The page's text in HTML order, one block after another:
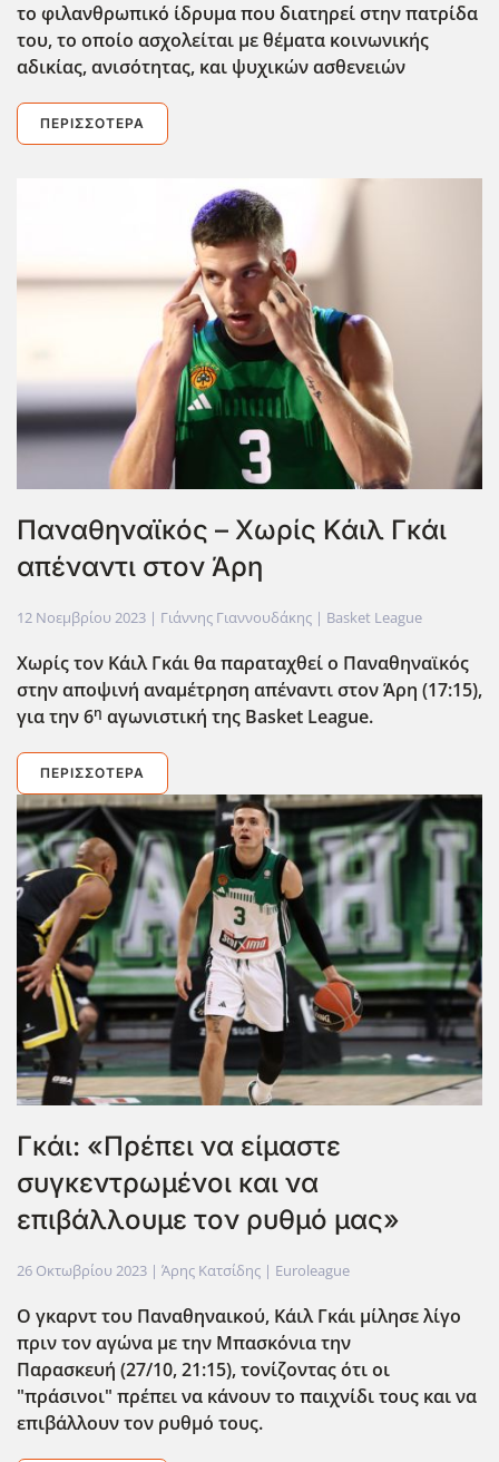
το φιλανθρωπικό ίδρυμα που διατηρεί στην πατρίδα
του, το οποίο ασχολείται με θέματα κοινωνικής
αδικίας, ανισότητας, και ψυχικών ασθενειών
ΠΕΡΙΣΣΌΤΕΡΑ
Παναθηναϊκός – Χωρίς Κάιλ Γκάι
απέναντι στον Άρη
12 Νοεμβρίου 2023 | Γιάννης Γιαννουδάκης | Basket League
Χωρίς τον Κάιλ Γκάι θα παραταχθεί ο Παναθηναϊκός
στην αποψινή αναμέτρηση απέναντι στον Άρη (17:15),
για την 6η αγωνιστική της Basket League.
ΠΕΡΙΣΣΌΤΕΡΑ
Γκάι: «Πρέπει να είμαστε
συγκεντρωμένοι και να
επιβάλλουμε τον ρυθμό μας»
26 Οκτωβρίου 2023 | Άρης Κατσίδης | Euroleague
Ο γκαρντ του Παναθηναικού, Κάιλ Γκάι μίλησε λίγο
πριν τον αγώνα με την Μπασκόνια την
Παρασκευή (27/10, 21:15), τονίζοντας ότι οι
"πράσινοι" πρέπει να κάνουν το παιχνίδι τους και να
επιβάλλουν τον ρυθμό τους.